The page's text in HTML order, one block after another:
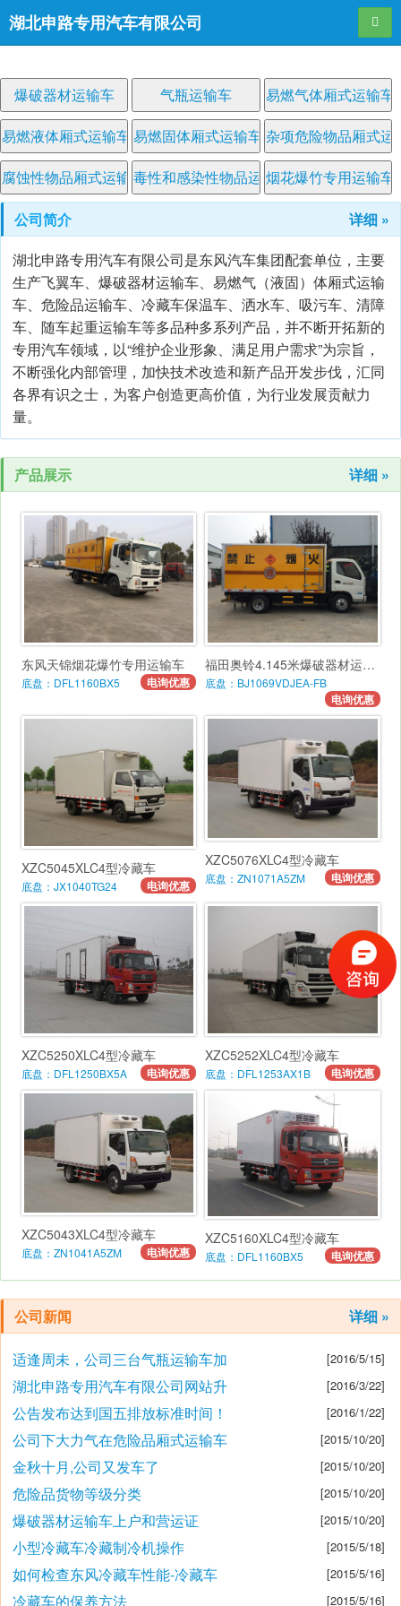
湖北申路专用汽车有限公司 导航
爆破器材运输车 气瓶运输车
易燃气体厢式运输车
易燃液体厢式运输车 易燃固体厢式运输车 杂项危险物品厢式运
腐蚀性物品厢式运输车毒性和感染性物品运输车烟花爆竹专用运输车
公司简介
详细 »
湖北申路专用汽车有限公司是东风汽车集团配套单位，主要
生产飞翼车、爆破器材运输车、易燃气（液固）体厢式运输
车、危险品运输车、冷藏车保温车、洒水车、吸污车、清障
车、随车起重运输车等多品种多系列产品，并不断开拓新的
专用汽车领域，以“维护企业形象、满足用户需求”为宗旨，
不断强化内部管理，加快技术改造和新产品开发步伐，汇同
各界有识之士，为客户创造更高价值，为行业发展贡献力
量。
产品展示 详细 »
东风天锦烟花爆竹专用运输车
底盘：DFL1160BX5 电询优惠
福田奥铃4.145米爆破器材运输车
底盘：BJ1069VDJEA-FB
电询优惠
XZC5045XLC4型冷藏车
底盘：JX1040TG24 电询优惠
XZC5076XLC4型冷藏车
底盘：ZN1071A5ZM 电询优惠
XZC5250XLC4型冷藏车
底盘：DFL1250BX5A 电询优惠
XZC5252XLC4型冷藏车
底盘：DFL1253AX1B 电询优惠
XZC5043XLC4型冷藏车
底盘：ZN1041A5ZM 电询优惠
XZC5160XLC4型冷藏车
底盘：DFL1160BX5 电询优惠
公司新闻 详细 »
适逢周未，公司三台气瓶运输车加 [2016/5/15]
湖北申路专用汽车有限公司网站升 [2016/3/22]
公告发布达到国五排放标准时间！ [2016/1/22]
公司下大力气在危险品厢式运输车 [2015/10/20]
金秋十月,公司又发车了 [2015/10/20]
危险品货物等级分类 [2015/10/20]
爆破器材运输车上户和营运证 [2015/10/20]
小型冷藏车冷藏制冷机操作 [2015/5/18]
如何检查东风冷藏车性能-冷藏车 [2015/5/16]
冷藏车的保养方法 [2015/5/16]